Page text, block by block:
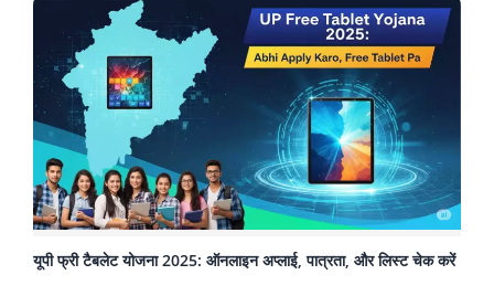
यूपी फ्री टैबलेट योजना 2025: ऑनलाइन अप्लाई, पात्रता, और लिस्ट चेक करें